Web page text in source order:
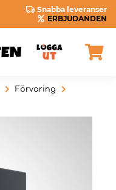
Snabba leveranser
ERBJUDANDEN
Förvaring